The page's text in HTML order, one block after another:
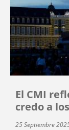
El CMI
credo a
25 Septiembre